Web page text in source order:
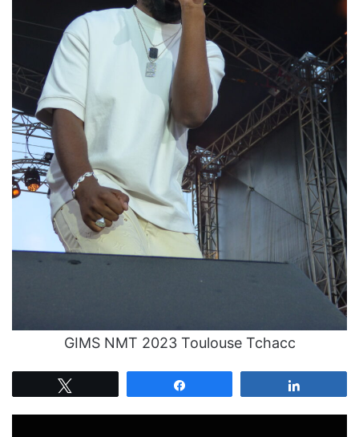
GIMS NMT 2023 Toulouse Tchacc